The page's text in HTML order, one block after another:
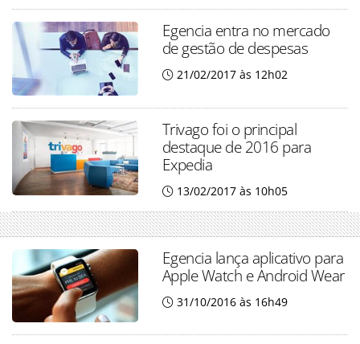
Egencia entra no mercado
de gestão de despesas
21/02/2017 às 12h02
Trivago foi o principal
destaque de 2016 para
Expedia
13/02/2017 às 10h05
Egencia lança aplicativo para
Apple Watch e Android Wear
31/10/2016 às 16h49